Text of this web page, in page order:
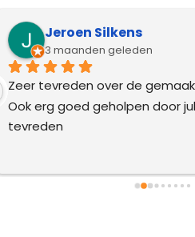
Jeroen Silkens
3 maanden geleden
Zeer tevreden over de
Ook erg goed geholpen door
tevreden